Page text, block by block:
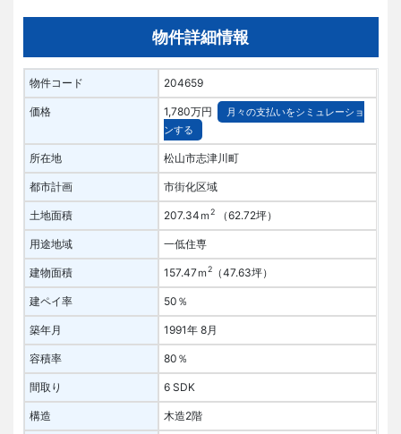
物件詳細情報
物件コード 204659
価格 1,780万円
月々の支払いをシミュレーショ
ンする
所在地 松山市志津川町
都市計画 市街化区域
土地面積 207.34ｍ2（62.72坪）
用途地域 一低住専
建物面積 157.47ｍ2（47.63坪）
建ペイ率 50％
築年月 1991年 8月
容積率 80％
間取り 6 SDK
構造 木造2階